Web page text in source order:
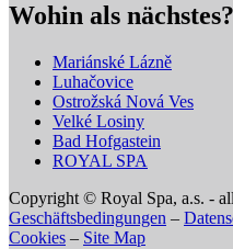
Wohin als nächstes?
Mariánské Lázně
Luhačovice
Ostrožská Nová Ves
Velké Losiny
Bad Hofgastein
ROYAL SPA
Copyright © Royal Spa, a.s. -
Geschäftsbedingungen –
Cookies – Site Map